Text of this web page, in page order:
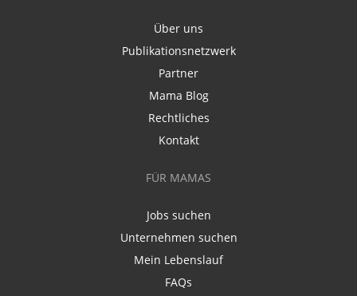
Über uns
Publikationsnetzwerk
Partner
Mama Blog
Rechtliches
Kontakt
FÜR MAMAS
Jobs suchen
Unternehmen suchen
Mein Lebenslauf
FAQs